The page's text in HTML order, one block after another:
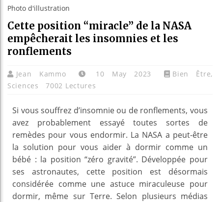
Photo d'illustration
Cette position “miracle” de la NASA
empêcherait les insomnies et les
ronflements
Jean Kammo 10 May 2023 Bien Être,
Sciences
7002 Lectures
Si vous souffrez d’insomnie ou de ronflements, vous
avez probablement essayé toutes sortes de
remèdes pour vous endormir. La NASA a peut-être
la solution pour vous aider à dormir comme un
bébé : la position “zéro gravité”. Développée pour
ses astronautes, cette position est désormais
considérée comme une astuce miraculeuse pour
dormir, même sur Terre. Selon plusieurs médias